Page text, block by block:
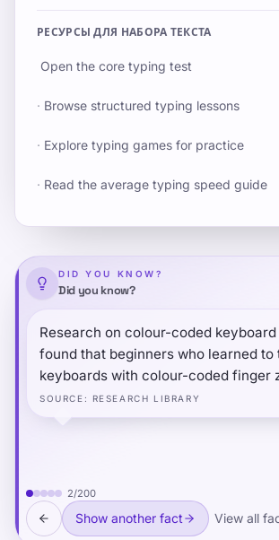
РЕСУРСЫ ДЛЯ НАБОРА ТЕКСТА
Open the core typing test
· Browse structured typing lessons
· Explore typing games for practice
· Read the average typing speed guide
DID YOU KNOW?
Did you know?
Research on colour-coded
found that beginners who learned to
keyboards with colour-coded finger
achieved automaticity measurably
those using standard keyboards —
consolidation.
SOURCE : RESEARCH LIBRARY
2/200
Show another fact View all